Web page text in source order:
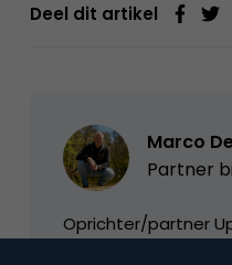
Deel dit artikel
Marco
Partner
Oprichter/partner